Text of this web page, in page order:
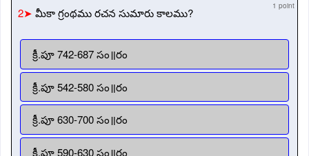
2➤ మీకా గ్రంథము రచన సుమారు కాలము? 1 point
క్రీ.పూ 742-687 సం॥రం
క్రీ.పూ 542-580 సం॥రం
క్రీ.పూ 630-700 సం॥రం
క్రీ.పూ 590-630 సం॥రం